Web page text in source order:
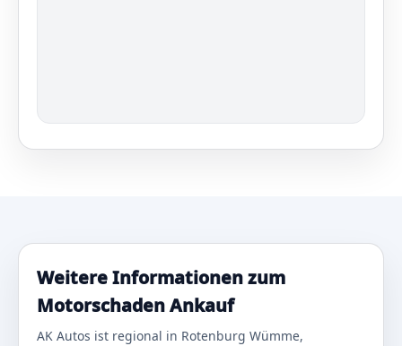
Weitere Informationen zum
Motorschaden Ankauf
AK Autos ist regional in Rotenburg Wümme,